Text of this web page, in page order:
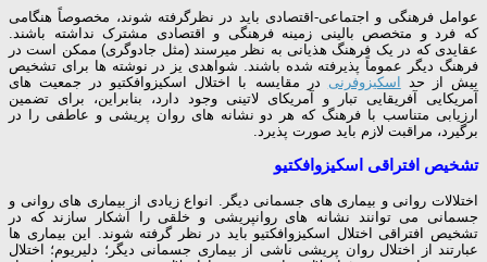
عوامل فرهنگی و اجتماعی-اقتصادی باید در نظرگرفته شوند، مخصوصاً هنگامی
که فرد و متخصص بالینی زمینه فرهنگی و اقتصادی مشترک نداشته باشند.
عقایدی که در یک فرهنگ هذیانی به نظر می­رسند (مثل جادوگری) ممکن است در
فرهنگ دیگر عموماً پذیرفته شده باشند. شواهدی یز در نوشته­ ها برای تشخیص
بیش از حد
اسکیزوفرنی در مقایسه با اختلال اسکیزوافکتیو در جمعیت­ های
آمریکایی آفریقایی­ تبار و آمریکای­ لاتینی وجود دارد، بنابراین، برای تضمین
ارزیابی متناسب با فرهنگ که هر دو نشانه ­های روان­ پریشی و عاطفی را در
برگیرد، مراقبت لازم باید صورت پذیرد.
تشخیص افتراقی اسکیزوافکتیو
اختلالات روانی و بیماری­ های جسمانی دیگر. انواع زیادی از بیماری­ های روانی و
جسمانی می ­توانند نشانه ­های روان­پریشی و خلقی را آشکار سازند که در
تشخیص افتراقی اختلال اسکیزوافکتیو باید در نظر گرفته شوند. این بیماری­ ها
عبارتند از اختلال روان­ پریشی ناشی از بیماری جسمانی دیگر؛ دلیریوم؛ اختلال